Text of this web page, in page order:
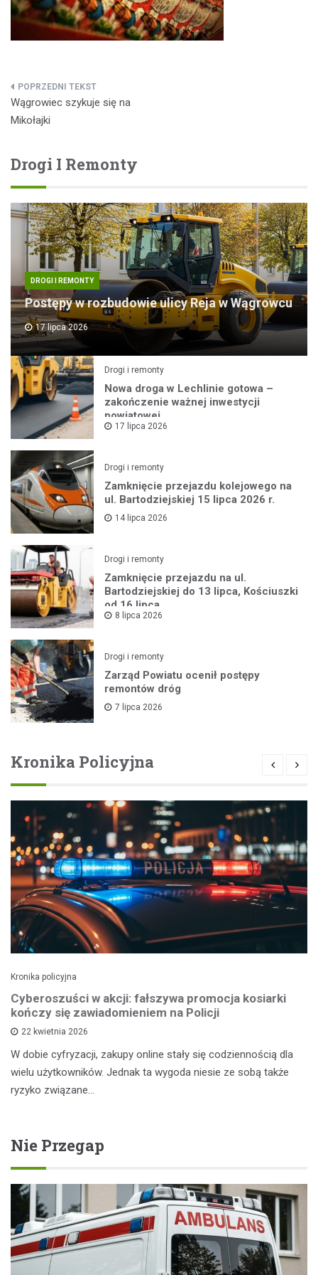
Nawigacja
wpisu
Wągrowiec szykuje się na
Mikołajki
Drogi I Remonty
DROGI I REMONTY
Postępy w rozbudowie ulicy Reja w Wągrowcu
17 lipca 2026
Drogi i remonty
Nowa droga w Lechlinie gotowa –
zakończenie ważnej inwestycji
powiatowej
17 lipca 2026
Drogi i remonty
Zamknięcie przejazdu kolejowego na
ul. Bartodziejskiej 15 lipca 2026 r.
14 lipca 2026
Drogi i remonty
Zamknięcie przejazdu na ul.
Bartodziejskiej do 13 lipca, Kościuszki
od 16 lipca
8 lipca 2026
Drogi i remonty
Zarząd Powiatu ocenił postępy
remontów dróg
7 lipca 2026
Kronika Policyjna
Kronika policyjna
Cyberoszuści w akcji: fałszywa promocja kosiarki
kończy się zawiadomieniem na Policji
22 kwietnia 2026
W dobie cyfryzacji, zakupy online stały się codziennością dla
wielu użytkowników. Jednak ta wygoda niesie ze sobą także
ryzyko związane…
Nie Przegap